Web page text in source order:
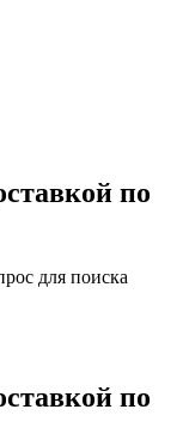
по
для поиска
по